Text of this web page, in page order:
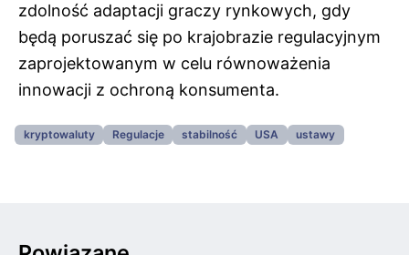
zdolność adaptacji graczy rynkowych, gdy
będą poruszać się po krajobrazie regulacyjnym
zaprojektowanym w celu równoważenia
innowacji z ochroną konsumenta.
kryptowaluty Regulacje stabilność USA ustawy